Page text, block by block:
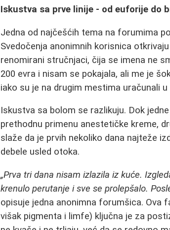
Iskustva sa prve linije - od euforije do
Jedna od najčešćih tema na forumima
Svedočenja anonimnih korisnica
renomirani stručnjaci, čija se imena ne
200 evra i nisam se pokajala, ali me je
iako su je na drugim mestima uračunali
Iskustva sa bolom se razlikuju. Dok
prethodnu primenu anestetičke kreme,
slaže da je prvih nekoliko dana najteže
debele usled otoka.
„Prva tri dana nisam izlazila iz kuće.
krenulo perutanje i sve se prolepšalo.
opisuje jedna anonimna forumšica. Ova
višak pigmenta i limfe) ključna je za